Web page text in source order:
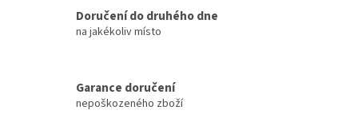
v
i
Doručení do druhého dne
na jakékoliv místo
Garance doručení
nepoškozeného zboží